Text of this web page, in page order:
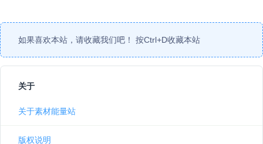
如果喜欢本站，请收藏我们吧！ 按Ctrl+D收藏本站
关于
关于素材能量站
版权说明